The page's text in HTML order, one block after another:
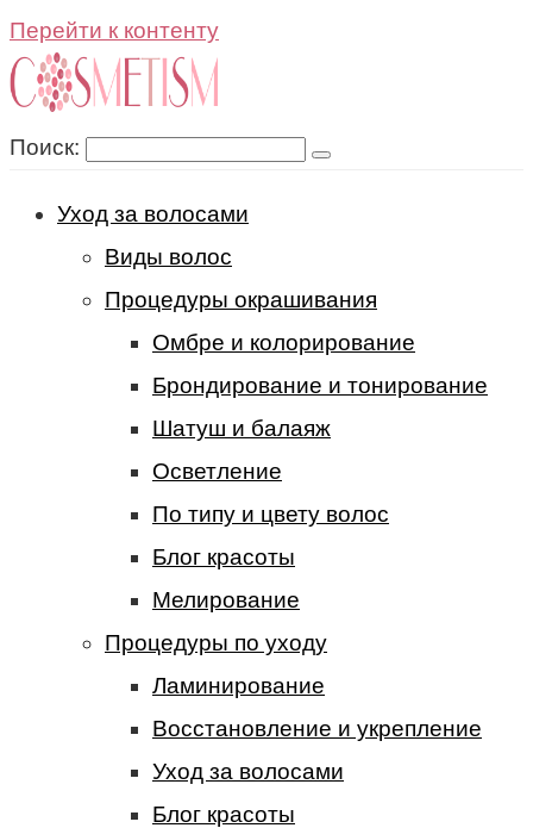
Перейти к контенту
Поиск:
Уход за волосами
Виды волос
Процедуры окрашивания
Омбре и колорирование
Брондирование и тонирование
Шатуш и балаяж
Осветление
По типу и цвету волос
Блог красоты
Мелирование
Процедуры по уходу
Ламинирование
Восстановление и укрепление
Уход за волосами
Блог красоты